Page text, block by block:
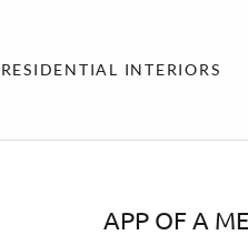
RESIDENTIAL INTERIORS
APP OF A